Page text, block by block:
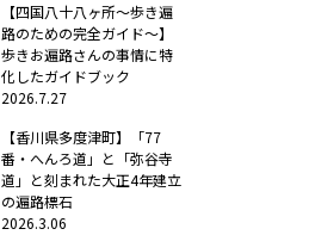
【四国八十八ヶ所～歩き遍
路のための完全ガイド～】
歩きお遍路さんの事情に特
化したガイドブック
2026.7.27
【香川県多度津町】「77
番・へんろ道」と「弥谷寺
道」と刻まれた大正4年建立
の遍路標石
2026.3.06